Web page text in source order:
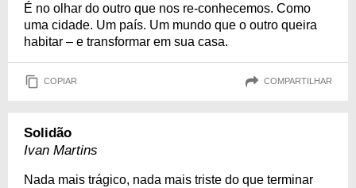
É no olhar do outro que nos re-conhecemos. Como
uma cidade. Um país. Um mundo que o outro queira
habitar – e transformar em sua casa.
COPIAR COMPARTILHAR
Solidão
Ivan Martins
Nada mais trágico, nada mais triste do que terminar